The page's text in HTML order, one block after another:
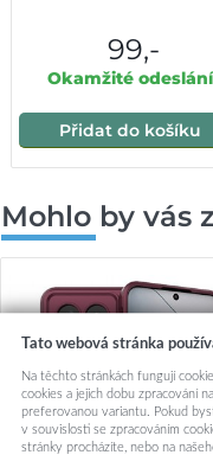
99,-
Okamžité odeslání
Přidat do košíku
Mohlo by vás
Tato webová stránka
Na těchto stránkách fungují
cookies a jejich dobu zpracování
preferovanou variantu. Pokud
v souvislosti se zpracováním
stránky procházíte, nebo na